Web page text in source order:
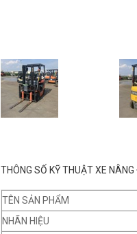
THÔNG SỐ KỸ THUẬT XE
TÊN SẢN PHẨM
NHÃN HIỆU